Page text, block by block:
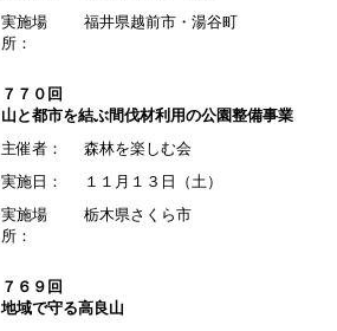
実施場
所：
福井県越前市・湯谷町
７７０回
山と都市を結ぶ間伐材利用の公園整備事業
主催者：
森林を楽しむ会
実施日：
１１月１３日（土）
実施場
所：
栃木県さくら市
７６９回
地域で守る高良山